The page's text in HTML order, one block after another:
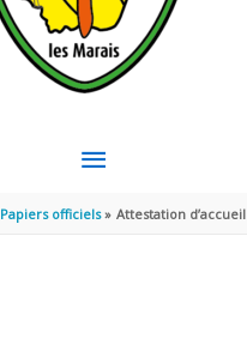
MENU
PRINCIPAL
Papiers officiels Attestation d’accueil